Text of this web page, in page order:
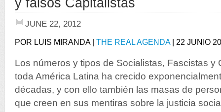
JUNE 22, 2012
POR LUIS MIRANDA | THE REAL AGENDA| 22 JUNIO
Los números y tipos de Socialistas, Fascistas y
toda América Latina ha crecido
décadas, y con ello también las masas de
que creen en sus mentiras sobre la justicia